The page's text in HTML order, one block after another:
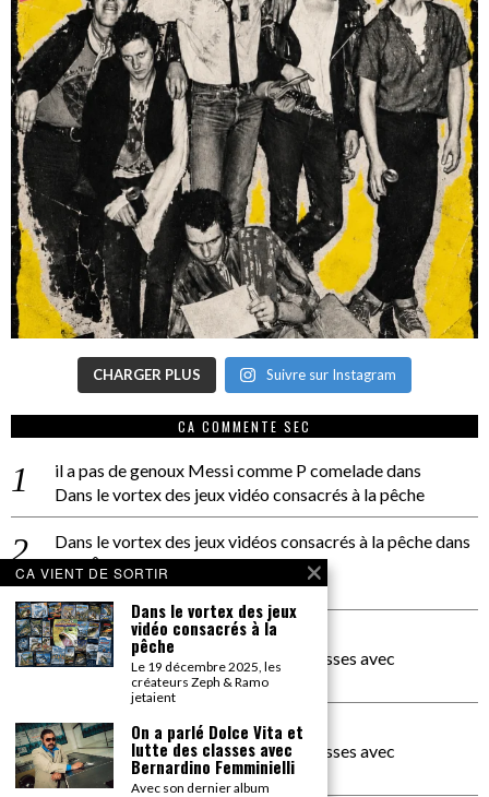
CHARGER PLUS Suivre sur Instagram
CA COMMENTE SEC
il a pas de genoux Messi comme P comeladedans
Dans le vortex des jeux vidéo consacrés à la pêche
Dans le vortex des jeux vidéos consacrés à la pêchedans
PACÔME THIELLEMENT
La séance d’Hip Gnose
La Patrie
dans
On a parlé Dolce Vita et lutte des classes avec
Bernardino Femminielli
carte noire negra à l'o tiededans
On a parlé Dolce Vita et lutte des classes avec
Bernardino Femminielli
CA VIENT DE SORTIR
Dans le vortex des jeux
vidéo consacrés à la
pêche
Le 19 décembre 2025, les
créateurs Zeph & Ramo
jetaient
On a parlé Dolce Vita et
lutte des classes avec
Bernardino Femminielli
Avec son dernier album